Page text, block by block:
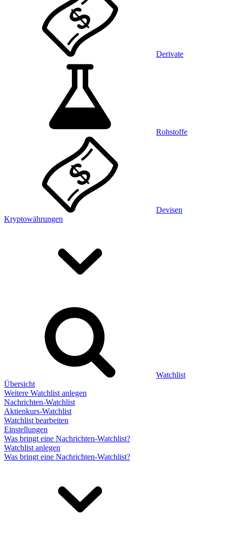
Derivate
Rohstoffe
Devisen
Kryptowährungen
Watchlist
Übersicht
Weitere Watchlist anlegen
Nachrichten-Watchlist
Aktienkurs-Watchlist
Watchlist bearbeiten
Einstellungen
Was bringt eine Nachrichten-Watchlist?
Watchlist anlegen
Was bringt eine Nachrichten-Watchlist?